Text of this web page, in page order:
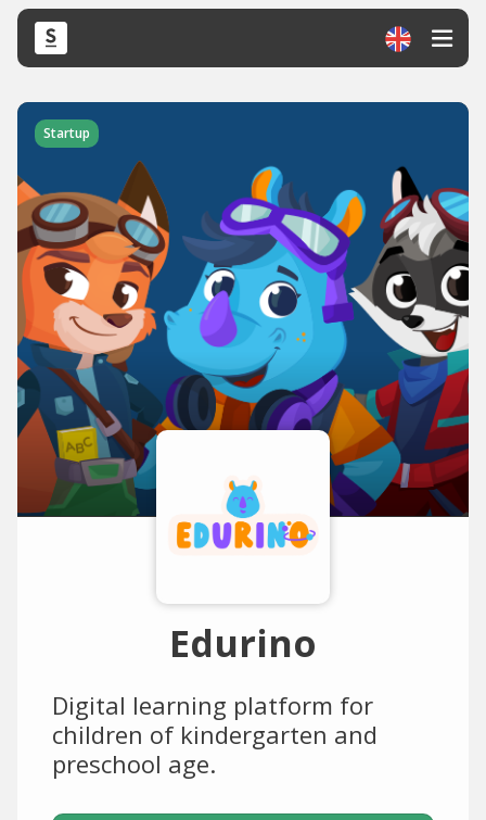
Startup
Edurino
Digital learning platform for
children of kindergarten and
preschool age.